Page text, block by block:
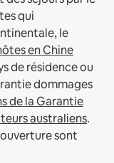
qui
le
en Chine
de résidence ou
dommages
de la Garantie
australiens.
sont